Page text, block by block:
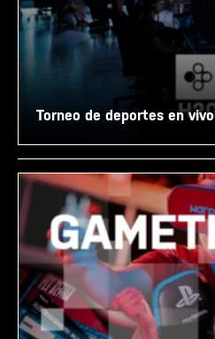
Torneo de deportes en vivo